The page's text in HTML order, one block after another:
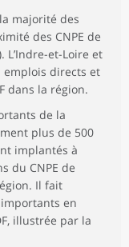
majorité des
des CNPE de
L’Indre-et-Loire et
emplois directs et
dans la région.
de la
plus de 500
implantés à
du CNPE de
Il fait
en
illustrée par la